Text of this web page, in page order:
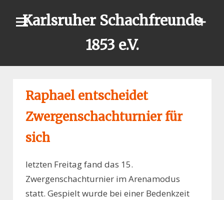
Karlsruher Schachfreunde
1853 e.V.
Raphael entscheidet
Zwergenschachturnier für
sich
letzten Freitag fand das 15.
Zwergenschachturnier im Arenamodus
statt. Gespielt wurde bei einer Bedenkzeit